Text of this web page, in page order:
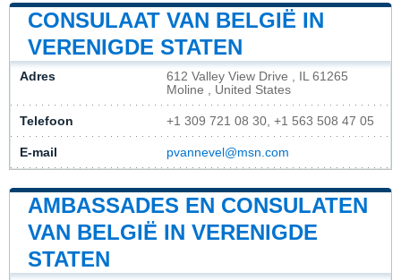
CONSULAAT VAN BELGIË IN
VERENIGDE STATEN
Adres
612 Valley View Drive , IL 61265
Moline , United States
Telefoon +1 309 721 08 30, +1 563 508 47 05
E-mail pvannevel@msn.com
AMBASSADES EN CONSULATEN
VAN BELGIË IN VERENIGDE
STATEN